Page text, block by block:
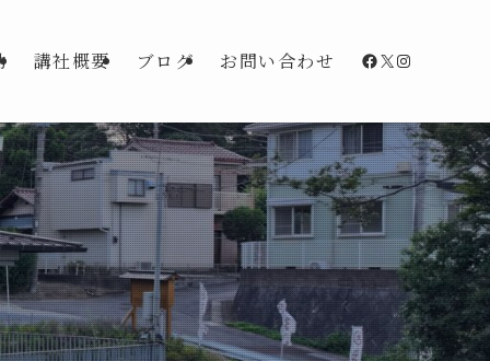
講社概要 ブログ お問い合わせ Facebook
X